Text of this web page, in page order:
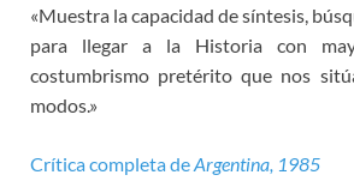
«Muestra la capacidad de síntesis,
para llegar a la Historia con
costumbrismo pretérito que nos
modos.»
Crítica completa deArgentina, 1985